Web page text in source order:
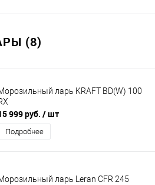
(8)
ларь KRAFT BD(W) 100
999 руб. / шт
Подробнее
ларь Leran CFR 245